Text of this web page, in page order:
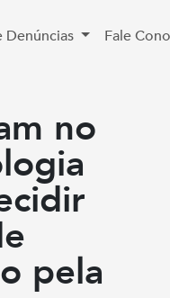
Denúncias Fale
no
pela